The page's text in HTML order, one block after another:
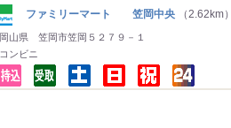
ファミリーマート 笠岡中央 （2.62km）
岡山県 笠岡市笠岡５２７９－１
コンビニ